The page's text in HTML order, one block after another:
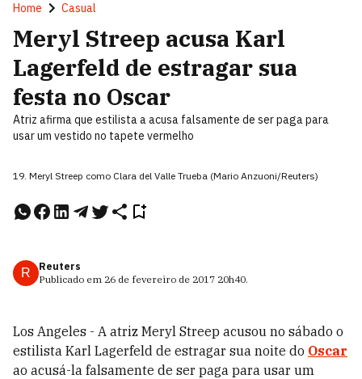
Home Casual
Meryl Streep acusa Karl
Lagerfeld de estragar sua
festa no Oscar
Atriz afirma que estilista a acusa falsamente de ser paga para
usar um vestido no tapete vermelho
19. Meryl Streep como Clara del Valle Trueba (Mario Anzuoni/Reuters)
R
Reuters
Publicado em 26 de fevereiro de 2017 20h40.
Los Angeles - A atriz Meryl Streep acusou no sábado o
estilista Karl Lagerfeld de estragar sua noite do Oscar
ao acusá-la falsamente de ser paga para usar um